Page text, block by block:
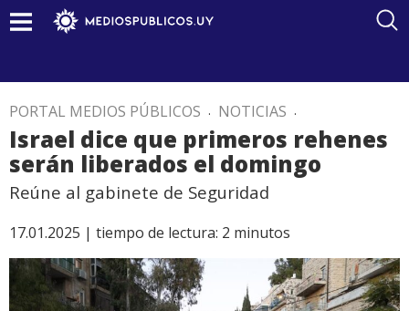
PORTAL MEDIOS PÚBLICOS . NOTICIAS .
Israel dice que primeros rehenes
serán liberados el domingo
Reúne al gabinete de Seguridad
17.01.2025 | tiempo de lectura: 2 minutos